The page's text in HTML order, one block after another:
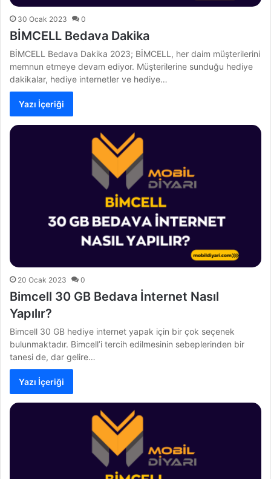
30 Ocak 2023 0
BİMCELL Bedava Dakika
BİMCELL Bedava Dakika 2023; BİMCELL, her daim müşterilerini
memnun etmeye devam ediyor. Müşterilerine sunduğu hediye
dakikalar, hediye internetler ve hediye…
Yazı İçeriği
20 Ocak 2023 0
Bimcell 30 GB Bedava İnternet Nasıl
Yapılır?
Bimcell 30 GB hediye internet yapak için bir çok seçenek
bulunmaktadır. Bimcell’i tercih edilmesinin sebeplerinden bir
tanesi de, dar gelire…
Yazı İçeriği